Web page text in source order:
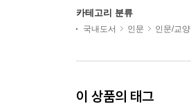
카테고리 분류
국내도서 인문 인문/교양
이 상품의 태그